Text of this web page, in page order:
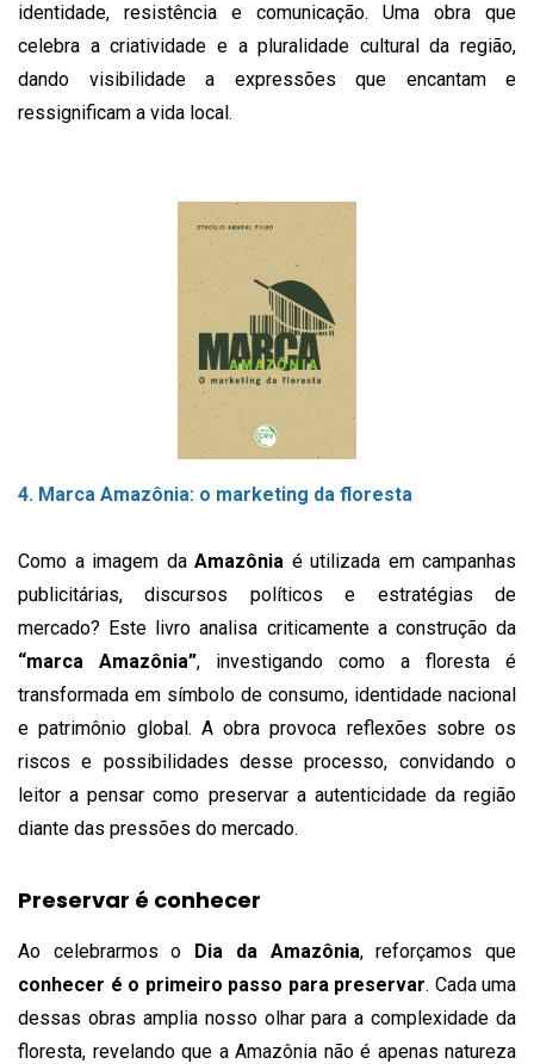
identidade, resistência e comunicação. Uma obra que
celebra a criatividade e a pluralidade cultural da região,
dando visibilidade a expressões que encantam e
ressignificam a vida local.
4. Marca Amazônia: o marketing da floresta
Como a imagem da Amazônia é utilizada em campanhas
publicitárias, discursos políticos e estratégias de
mercado? Este livro analisa criticamente a construção da
“marca Amazônia”, investigando como a floresta é
transformada em símbolo de consumo, identidade nacional
e patrimônio global. A obra provoca reflexões sobre os
riscos e possibilidades desse processo, convidando o
leitor a pensar como preservar a autenticidade da região
diante das pressões do mercado.
Preservar é conhecer
Ao celebrarmos o Dia da Amazônia, reforçamos que
conhecer é o primeiro passo para preservar. Cada uma
dessas obras amplia nosso olhar para a complexidade da
floresta, revelando que a Amazônia não é apenas natureza